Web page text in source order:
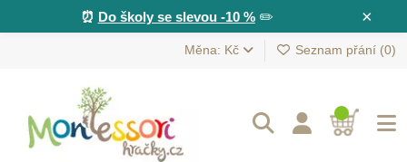
×
⏰ Do školy se slevou -10 %✏️
Měna: Kč Seznam přání (0)